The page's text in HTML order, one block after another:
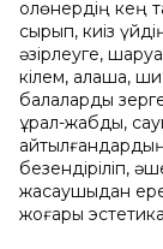
қолөнердің кең
сырып, киіз
әзірлеуге,
кілем, алаша,
балаларды
құрал-жабдық,
безендіріліп,
жасаушыдан
жоғары